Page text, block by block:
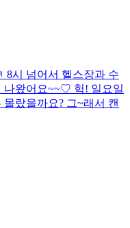
8시 넘어서 헬스장과 수
나왔어요~~♡ 헉! 일요일
랐을까요? 그~래서 캔